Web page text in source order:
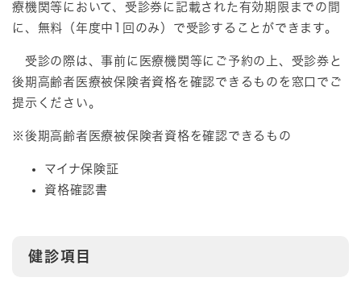
療機関等において、受診券に記載された有効期限までの間
に、無料（年度中1回のみ）で受診することができます。
受診の際は、事前に医療機関等にご予約の上、受診券と
後期高齢者医療被保険者資格を確認できるものを窓口でご
提示ください。
※後期高齢者医療被保険者資格を確認できるもの
マイナ保険証
資格確認書
健診項目